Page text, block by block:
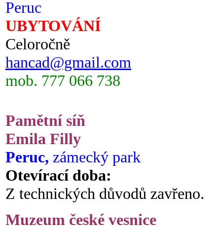
Peruc
UBYTOVÁNÍ
Celoročně
hancad@gmail.com
mob. 777 066 738
Pamětní síň
Emila Filly
Peruc, zámecký park
Otevírací doba:
Z technických důvodů zavřeno.
Muzeum české vesnice